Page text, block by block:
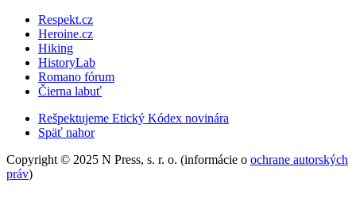
Respekt.cz
Heroine.cz
Hiking
HistoryLab
Romano fórum
Čierna labuť
Rešpektujeme Etický Kódex novinára
Späť nahor
Copyright © 2025 N Press, s. r. o. (informácie o ochrane autorských
práv)